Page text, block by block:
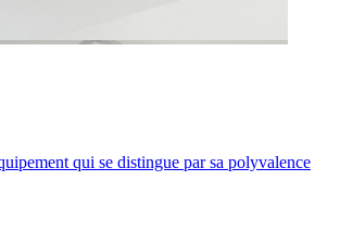
qui se distingue par sa polyvalence